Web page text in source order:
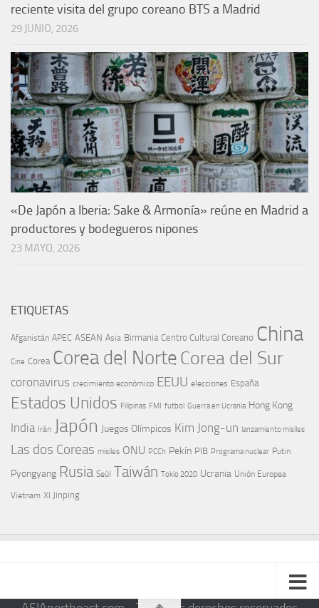
reciente visita del grupo coreano BTS a Madrid
29 JUNIO, 2026
«De Japón a Iberia: Sake & Armonía» reúne en Madrid a
productores y bodegueros nipones
23 MAYO, 2026
ETIQUETAS
Afganistán APEC ASEAN Asia Birmania Centro Cultural Coreano China
Cine Corea Corea del NorteCorea del Sur
coronavirus crecimiento económico EEUU elecciones España
Estados Unidos Filipinas FMI futbol Guerra en Ucrania Hong Kong
India Irán Japón Juegos Olímpicos Kim Jong-un lanzamiento misiles
Las dos Coreas misiles ONU PCCh Pekín PIB Programa nuclear Putin
Pyongyang Rusia Seúl Taiwán Tokio 2020 Ucrania Unión Europea
Vietnam Xi Jinping